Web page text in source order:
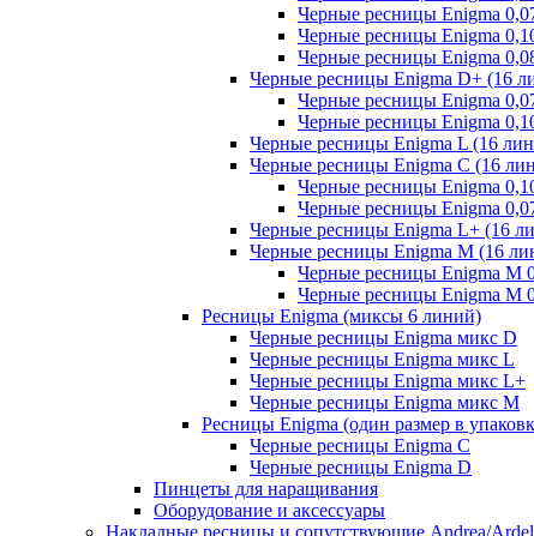
Черные ресницы Enigma
Черные ресницы Enigma
Черные ресницы Enigma
Черные ресницы Enigma D+ (16
Черные ресницы Enigma
Черные ресницы Enigma
Черные ресницы Enigma L (16
Черные ресницы Enigma C (16
Черные ресницы Enigma
Черные ресницы Enigma
Черные ресницы Enigma L+ (16
Черные ресницы Enigma M (16
Черные ресницы Enigma M
Черные ресницы Enigma M
Ресницы Enigma (миксы 6 линий)
Черные ресницы Enigma микс D
Черные ресницы Enigma микс L
Черные ресницы Enigma микс L+
Черные ресницы Enigma микс M
Ресницы Enigma (один размер в
Черные ресницы Enigma C
Черные ресницы Enigma D
Пинцеты для наращивания
Оборудование и аксессуары